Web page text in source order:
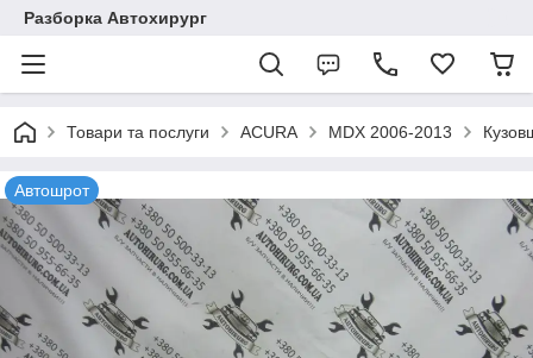
Разборка Автохирург
Товари та послуги ACURA MDX 2006-2013
Автошрот